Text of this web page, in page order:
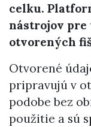
celku.
nástrojov pre
otvorených
Otvorené
pripravujú v
podobe bez
použitie a sú